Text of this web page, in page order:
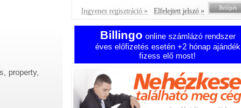
property,
Ingyenes regisztráció » Elfelejtett jelszó »
Billingo online számlázó rendszer
éves előfizetés esetén +2 hónap ajándék
fizess elő most!